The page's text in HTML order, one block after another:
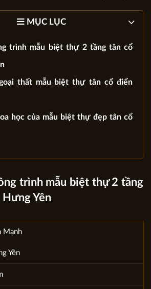
MỤC LỤC
trình mẫu biệt thự 2 tầng tân cổ
thất mẫu biệt thự tân cổ điển
học của mẫu biệt thự đẹp tân cổ
trình mẫu biệt thự 2 tầng
Yên
Mạnh
Yên